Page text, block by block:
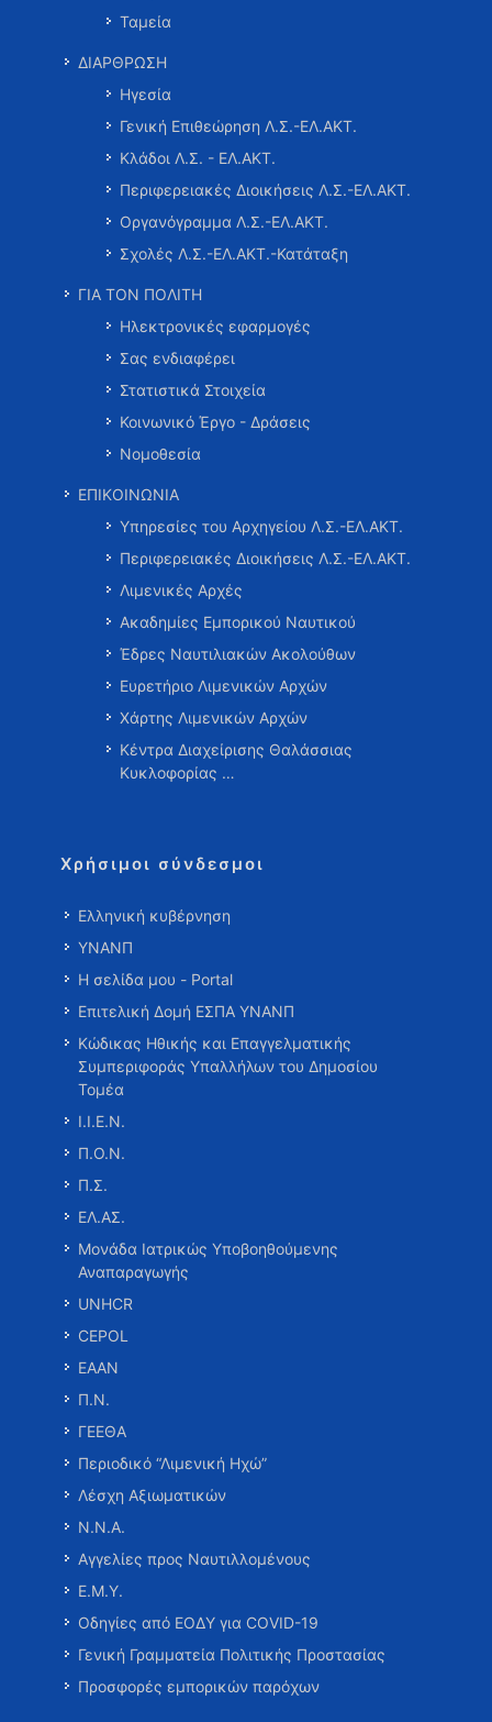
Ταμεία
ΔΙΑΡΘΡΩΣΗ
Ηγεσία
Γενική Επιθεώρηση Λ.Σ.-ΕΛ.ΑΚΤ.
Κλάδοι Λ.Σ. - ΕΛ.ΑΚΤ.
Περιφερειακές Διοικήσεις Λ.Σ.-ΕΛ.ΑΚΤ.
Οργανόγραμμα Λ.Σ.-ΕΛ.ΑΚΤ.
Σχολές Λ.Σ.-ΕΛ.ΑΚΤ.-Κατάταξη
ΓΙΑ ΤΟΝ ΠΟΛΙΤΗ
Ηλεκτρονικές εφαρμογές
Σας ενδιαφέρει
Στατιστικά Στοιχεία
Κοινωνικό Έργο - Δράσεις
Νομοθεσία
ΕΠΙΚΟΙΝΩΝΙΑ
Υπηρεσίες του Αρχηγείου Λ.Σ.-ΕΛ.ΑΚΤ.
Περιφερειακές Διοικήσεις Λ.Σ.-ΕΛ.ΑΚΤ.
Λιμενικές Αρχές
Ακαδημίες Εμπορικού Ναυτικού
Έδρες Ναυτιλιακών Ακολούθων
Ευρετήριο Λιμενικών Αρχών
Χάρτης Λιμενικών Αρχών
Κέντρα Διαχείρισης Θαλάσσιας
Κυκλοφορίας …
Χρήσιμοι σύνδεσμοι
Ελληνική κυβέρνηση
ΥΝΑΝΠ
Η σελίδα μου - Portal
Επιτελική Δομή ΕΣΠΑ ΥΝΑΝΠ
Κώδικας Ηθικής και Επαγγελματικής
Συμπεριφοράς Υπαλλήλων του Δημοσίου
Τομέα
Ι.Ι.Ε.Ν.
Π.Ο.Ν.
Π.Σ.
ΕΛ.ΑΣ.
Μονάδα Ιατρικώς Υποβοηθούμενης
Αναπαραγωγής
UNHCR
CEPOL
ΕΑΑΝ
Π.Ν.
ΓΕΕΘΑ
Περιοδικό “Λιμενική Ηχώ”
Λέσχη Αξιωματικών
Ν.Ν.Α.
Αγγελίες προς Ναυτιλλομένους
Ε.Μ.Υ.
Οδηγίες από ΕΟΔΥ για COVID-19
Γενική Γραμματεία Πολιτικής Προστασίας
Προσφορές εμπορικών παρόχων